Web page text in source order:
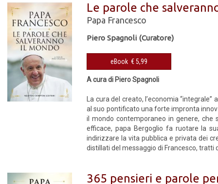
Le parole che
Papa Francesco
Piero Spagnoli (Curatore)
eBook € 5,99
A cura di Piero Spagnoli
La cura del creato, l’economia
al suo pon­tificato una forte impronta
il mondo contem­poraneo in genere, che
efficace, papa Bergoglio fa ruo­tare la
indirizzare la vita pubblica e privata dei
distillati del messag­gio di Francesco, tratti
365 pensieri e parole